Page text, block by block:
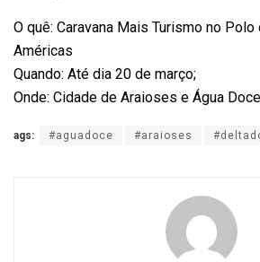
O quê: Caravana Mais Turismo no
Américas
Quando: Até dia 20 de março;
Onde: Cidade de Araioses e Água
ags: #aguadoce #araioses